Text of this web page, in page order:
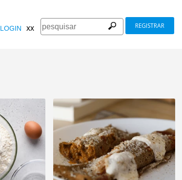
LOGIN xx REGISTRAR